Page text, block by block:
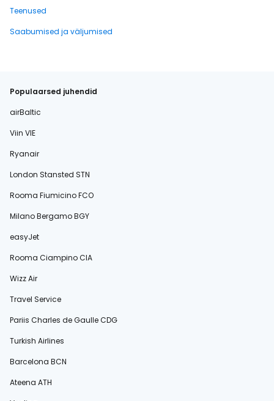
Teenused
Saabumised ja väljumised
Populaarsed juhendid
airBaltic
Viin VIE
Ryanair
London Stansted STN
Rooma Fiumicino FCO
Milano Bergamo BGY
easyJet
Rooma Ciampino CIA
Wizz Air
Travel Service
Pariis Charles de Gaulle CDG
Turkish Airlines
Barcelona BCN
Ateena ATH